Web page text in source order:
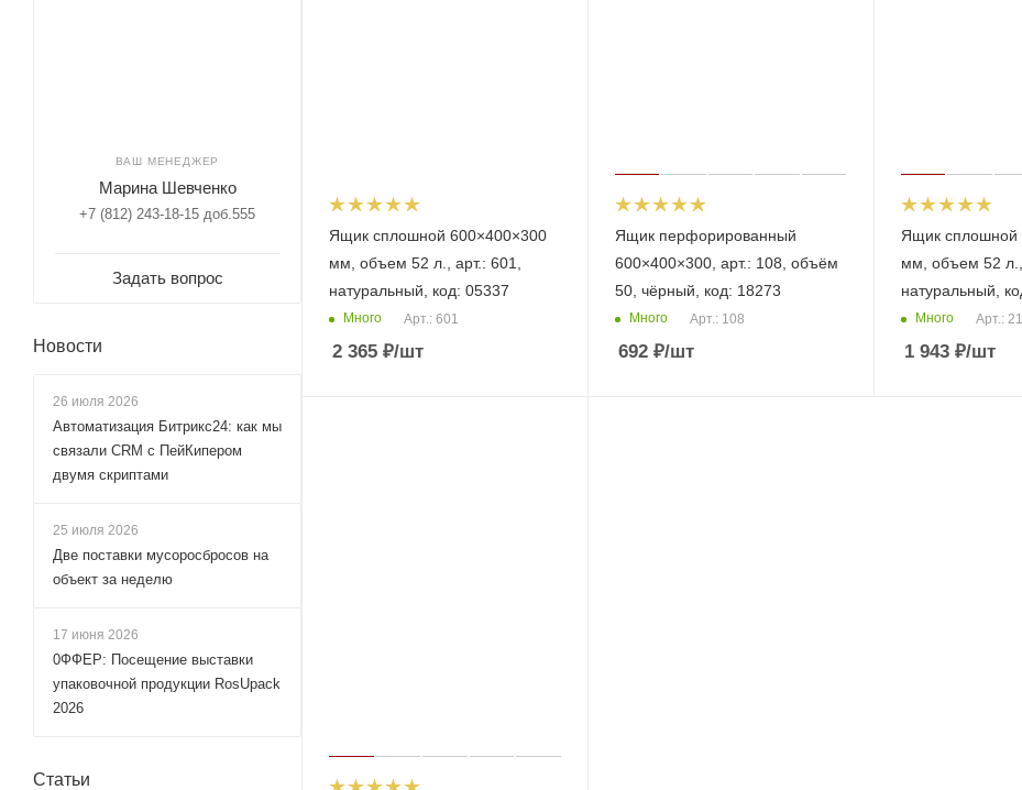
Ящик сплошной 600×400×300
мм, объем 52 л., арт.: 601,
натуральный, код: 05337
Много Арт.: 601
2 365 ₽/шт
Ящик перфорированный
600×400×300, арт.: 108, объём
50, чёрный, код: 18273
Много Арт.: 108
692₽/шт
Ящик сплошной
мм, объем 52 л.,
натуральный,
Много Арт.:
1 943₽/шт
ВАШ МЕНЕДЖЕР
Марина Шевченко
+7 (812) 243-18-15 доб.555
Задать вопрос
Новости
26 июля 2026
Автоматизация Битрикс24: как мы
связали CRM с ПейКипером
двумя скриптами
25 июля 2026
Две поставки мусоросбросов на
объект за неделю
17 июня 2026
0ФФЕР: Посещение выставки
упаковочной продукции RosUpack
2026
Статьи